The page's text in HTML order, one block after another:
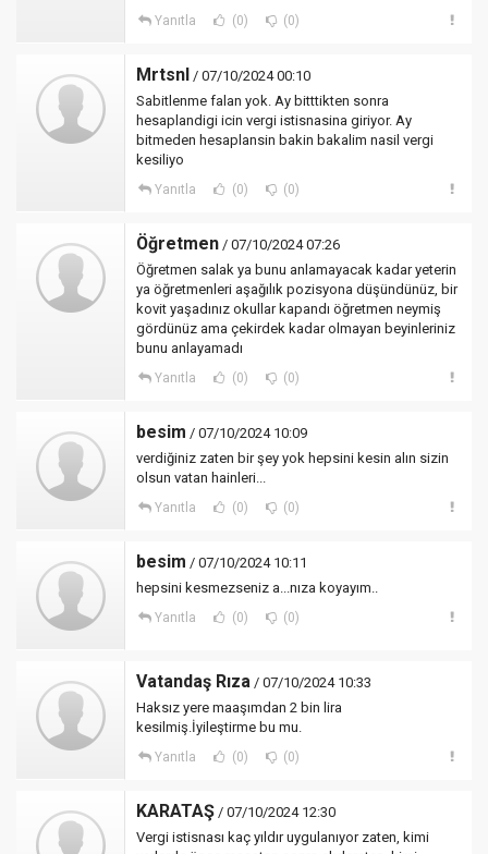
Yanıtla (0) (0)
Mrtsnl / 07/10/2024 00:10
Sabitlenme falan yok. Ay bitttikten sonra
hesaplandigi icin vergi istisnasina giriyor. Ay
bitmeden hesaplansin bakin bakalim nasil vergi
kesiliyo
Yanıtla (0) (0)
Öğretmen / 07/10/2024 07:26
Öğretmen salak ya bunu anlamayacak kadar yeterin
ya öğretmenleri aşağılık pozisyona düşündünüz, bir
kovit yaşadınız okullar kapandı öğretmen neymiş
gördünüz ama çekirdek kadar olmayan beyinleriniz
bunu anlayamadı
Yanıtla (0) (0)
besim / 07/10/2024 10:09
verdiğiniz zaten bir şey yok hepsini kesin alın sizin
olsun vatan hainleri...
Yanıtla (0) (0)
besim / 07/10/2024 10:11
hepsini kesmezseniz a...nıza koyayım..
Yanıtla (0) (0)
Vatandaş Rıza / 07/10/2024 10:33
Haksız yere maaşımdan 2 bin lira
kesilmiş.İyileştirme bu mu.
Yanıtla (0) (0)
KARATAŞ / 07/10/2024 12:30
Vergi istisnası kaç yıldır uygulanıyor zaten, kimi